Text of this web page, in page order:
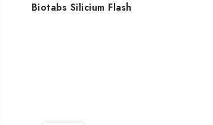
Biotabs Silicium Flash